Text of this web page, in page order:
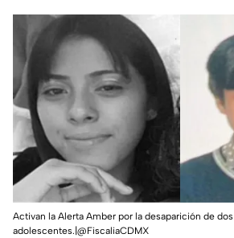
Activan la Alerta Amber por la desaparición de dos
adolescentes.|@FiscaliaCDMX